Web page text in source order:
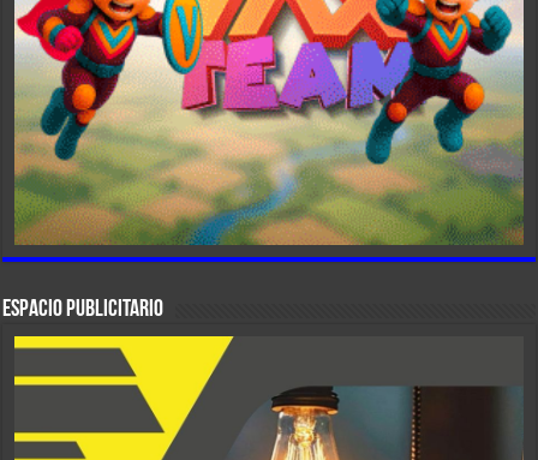
ESPACIO PUBLICITARIO